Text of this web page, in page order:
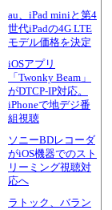
au、iPad miniと第4
世代iPadの4G LTE
モデル価格を決定
iOSアプリ
「Twonky Beam」
がDTCP-IP対応。
iPhoneで地デジ番
組視聴
ソニーBDレコーダ
がiOS機器でのスト
リーミング視聴対
応へ
ラトック、バラン